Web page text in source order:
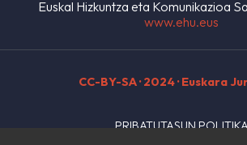
Euskal Hizkuntza eta Komunikazioa
www.ehu.eus
CC-BY-SA· 2024 · Euskara
PRIBATUTASUN POLITIKA